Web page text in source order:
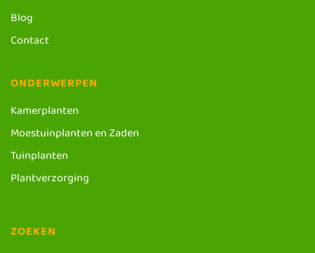
Blog
Contact
ONDERWERPEN
Kamerplanten
Moestuinplanten en Zaden
Tuinplanten
Plantverzorging
ZOEKEN